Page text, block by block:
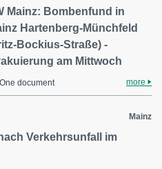
Mainz: Bombenfund in
Hartenberg-Münchfeld
Bockius-Straße) -
am Mittwoch
One document more
Mainz
Verkehrsunfall im